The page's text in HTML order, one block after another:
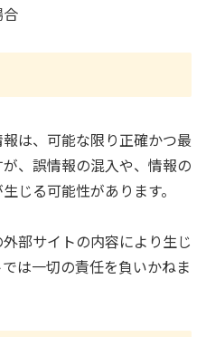
は、可能な限り正確かつ最
、誤情報の混入や、情報の
じる可能性があります。
部サイトの内容により生じ
は一切の責任を負いかねま